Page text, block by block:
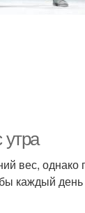
утра
вес,
каждый